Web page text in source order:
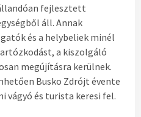
fejlesztett
áll. Annak
és a helybeliek minél
a kiszolgáló
megújításra kerülnek.
Busko Zdrójt évente
vágyó és turista keresi fel.